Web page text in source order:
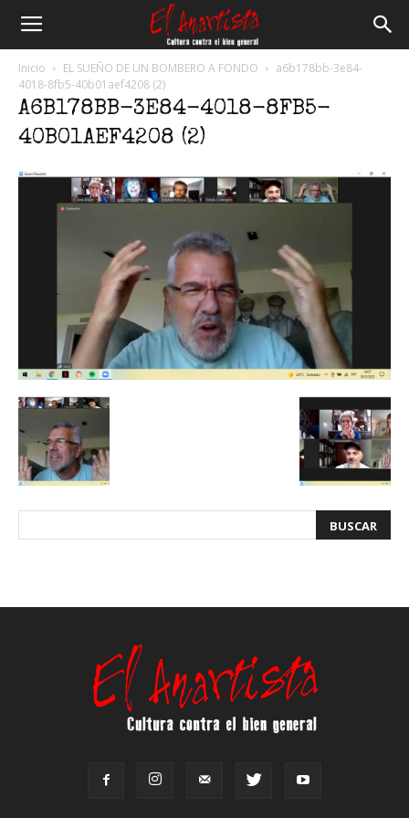
Anartista
Inicio EL SUEÑO DE UN BOMBERO A FONDO
a6b178bb-3e84-
4018-8fb5-40b01aef4208 (2)
A6B178BB-3E84-4018-8FB5-
40B01AEF4208 (2)